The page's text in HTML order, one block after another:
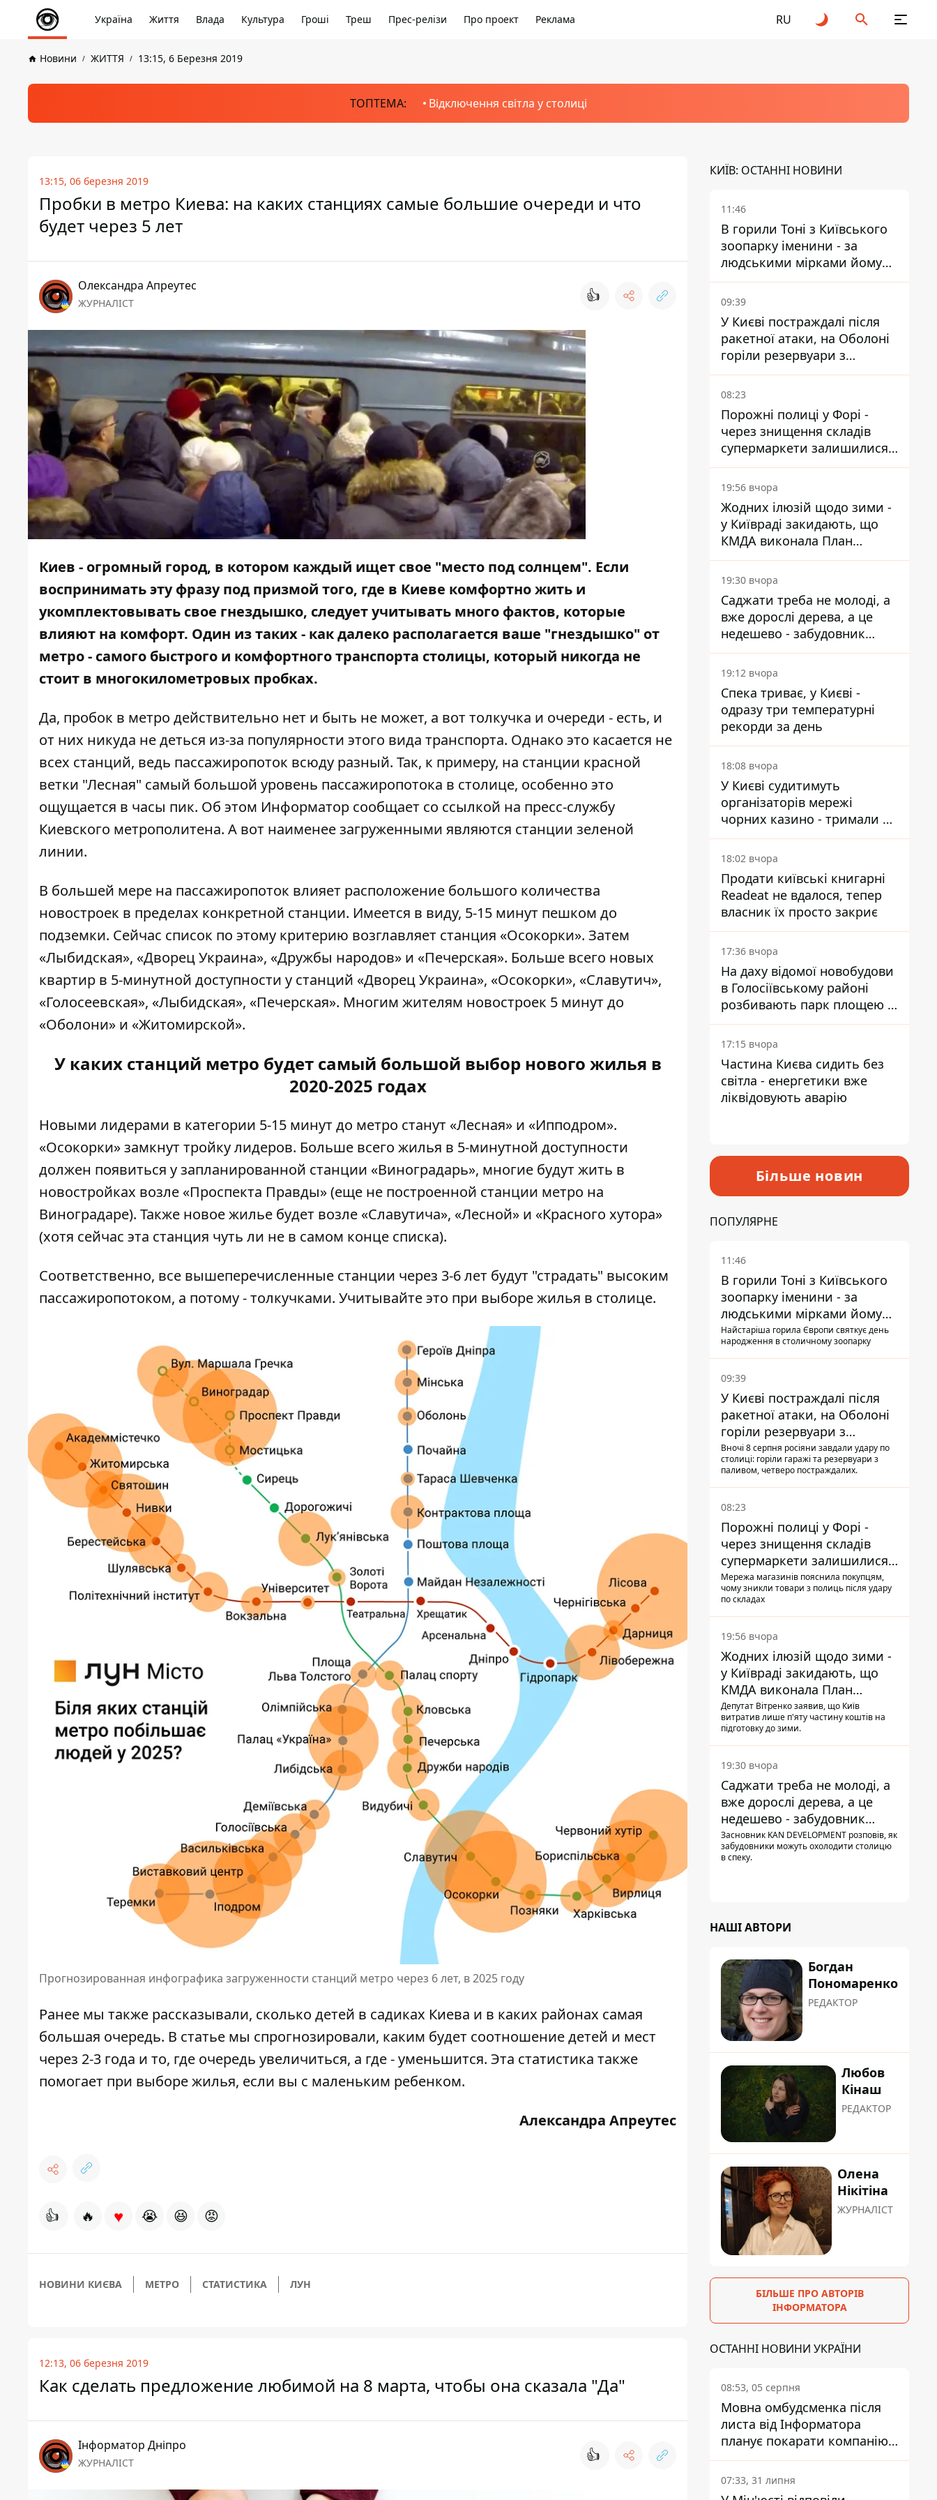
Україна Життя Влада Культура Гроші Треш Прес-релізи Про проект Реклама RU
Новини ЖИТТЯ 13:15, 6 Березня 2019
ТОПТЕМА: Відключення світла у столиці
13:15, 06 березня 2019
Пробки в метро Киева: на каких станциях самые большие очереди и что
будет через 5 лет
Олександра Апреутес
ЖУРНАЛІСТ 👍
Киев - огромный город, в котором каждый ищет свое "место под солнцем". Если
воспринимать эту фразу под призмой того, где в Киеве комфортно жить и
укомплектовывать свое гнездышко, следует учитывать много фактов, которые
влияют на комфорт. Один из таких - как далеко располагается ваше "гнездышко" от
метро - самого быстрого и комфортного транспорта столицы, который никогда не
стоит в многокилометровых пробках.
Да, пробок в метро действительно нет и быть не может, а вот толкучка и очереди - есть, и
от них никуда не деться из-за популярности этого вида транспорта. Однако это касается не
всех станций, ведь пассажиропоток всюду разный. Так, к примеру, на станции красной
ветки "Лесная" самый большой уровень пассажиропотока в столице, особенно это
ощущается в часы пик. Об этом Информатор сообщает со ссылкой на пресс-службу
Киевского метрополитена. А вот наименее загруженными являются станции зеленой
линии.
В большей мере на пассажиропоток влияет расположение большого количества
новостроек в пределах конкретной станции. Имеется в виду, 5-15 минут пешком до
подземки. Сейчас список по этому критерию возглавляет станция «Осокорки». Затем
«Лыбидская», «Дворец Украина», «Дружбы народов» и «Печерская». Больше всего новых
квартир в 5-минутной доступности у станций «Дворец Украина», «Осокорки», «Славутич»,
«Голосеевская», «Лыбидская», «Печерская». Многим жителям новостроек 5 минут до
«Оболони» и «Житомирской».
У каких станций метро будет самый большой выбор нового жилья в
2020-2025 годах
Новыми лидерами в категории 5-15 минут до метро станут «Лесная» и «Ипподром».
«Осокорки» замкнут тройку лидеров. Больше всего жилья в 5-минутной доступности
должен появиться у запланированной станции «Виноградарь», многие будут жить в
новостройках возле «Проспекта Правды» (еще не построенной станции метро на
Виноградаре). Также новое жилье будет возле «Славутича», «Лесной» и «Красного хутора»
(хотя сейчас эта станция чуть ли не в самом конце списка).
Соответственно, все вышеперечисленные станции через 3-6 лет будут "страдать" высоким
пассажиропотоком, а потому - толкучками. Учитывайте это при выборе жилья в столице.
Прогнозированная инфографика загруженности станций метро через 6 лет, в 2025 году
Ранее мы также рассказывали, сколько детей в садиках Киева и в каких районах самая
большая очередь. В статье мы спрогнозировали, каким будет соотношение детей и мест
через 2-3 года и то, где очередь увеличиться, а где - уменьшится. Эта статистика также
помогает при выборе жилья, если вы с маленьким ребенком.
Александра Апреутес
👍 🔥 ♥ 😭 😆 😡
НОВИНИ КИЄВА МЕТРО СТАТИСТИКА ЛУН
12:13, 06 березня 2019
Как сделать предложение любимой на 8 марта, чтобы она сказала "Да"
Інформатор Дніпро
ЖУРНАЛІСТ 👍
КИЇВ: ОСТАННІ НОВИНИ
11:46
В горили Тоні з Київського
зоопарку іменини - за
людськими мірками йому
вже понад 90 років
09:39
У Києві постраждалі після
ракетної атаки, на Оболоні
горіли резервуари з
паливом
08:23
Порожні полиці у Форі -
через знищення складів
супермаркети залишилися
без асортименту
19:56 вчора
Жодних ілюзій щодо зими -
у Київраді закидають, що
КМДА виконала План
стійкості на 20%
19:30 вчора
Саджати треба не молоді, а
вже дорослі дерева, а це
недешево - забудовник
Ніконов
19:12 вчора
Спека триває, у Києві -
одразу три температурні
рекорди за день
18:08 вчора
У Києві судитимуть
організаторів мережі
чорних казино - тримали 39
закладів
18:02 вчора
Продати київські книгарні
Readeat не вдалося, тепер
власник їх просто закриє
17:36 вчора
На даху відомої новобудови
в Голосіївському районі
розбивають парк площею в
гектар
17:15 вчора
Частина Києва сидить без
світла - енергетики вже
ліквідовують аварію
Більше новин
ПОПУЛЯРНЕ
11:46
В горили Тоні з Київського
зоопарку іменини - за
людськими мірками йому
вже понад 90 років
Найстаріша горила Європи святкує день
народження в столичному зоопарку
09:39
У Києві постраждалі після
ракетної атаки, на Оболоні
горіли резервуари з
паливом
Вночі 8 серпня росіяни завдали удару по
столиці: горіли гаражі та резервуари з
паливом, четверо постраждалих.
08:23
Порожні полиці у Форі -
через знищення складів
супермаркети залишилися
без асортименту
Мережа магазинів пояснила покупцям,
чому зникли товари з полиць після удару
по складах
19:56 вчора
Жодних ілюзій щодо зими -
у Київраді закидають, що
КМДА виконала План
стійкості на 20%
Депутат Вітренко заявив, що Київ
витратив лише п'яту частину коштів на
підготовку до зими.
19:30 вчора
Саджати треба не молоді, а
вже дорослі дерева, а це
недешево - забудовник
Ніконов
Засновник KAN DEVELOPMENT розповів, як
забудовники можуть охолодити столицю
в спеку.
НАШІ АВТОРИ
Богдан
Пономаренко
РЕДАКТОР
Любов
Кінаш
РЕДАКТОР
Олена
Нікітіна
ЖУРНАЛІСТ
БІЛЬШЕ ПРО АВТОРІВ
ІНФОРМАТОРА
ОСТАННІ НОВИНИ УКРАЇНИ
08:53, 05 серпня
Мовна омбудсменка після
листа від Інформатора
планує покарати компанію-
підрядника ПриватБанку
07:33, 31 липня